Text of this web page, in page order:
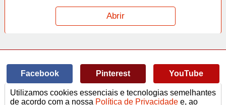
Frases de Amizade
Frases de Amor
Frases de Arrependimento
Frases de Atitude
Abrir
Facebook Pinterest YouTube
© Copyright 2014-2022A Frase.
Utilizamos cookies essenciais e tecnologias semelhantes
de acordo com a nossa Política de Privacidade e, ao